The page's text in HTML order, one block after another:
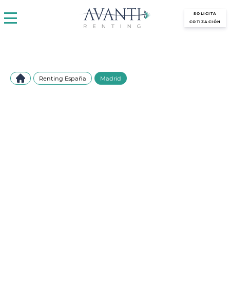
SOLICITA
COTIZACIÓN
Renting España Madrid